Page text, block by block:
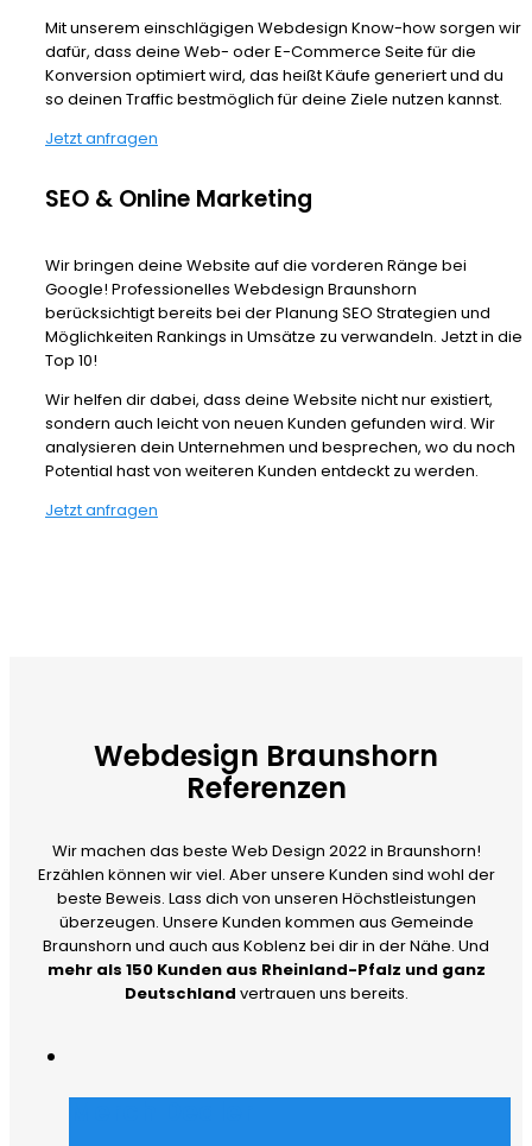
Mit unserem einschlägigen Webdesign Know-how sorgen wir
dafür, dass deine Web- oder E-Commerce Seite für die
Konversion optimiert wird, das heißt Käufe generiert und du
so deinen Traffic bestmöglich für deine Ziele nutzen kannst.
Jetzt anfragen
SEO & Online Marketing
Wir bringen deine Website auf die vorderen Ränge bei
Google! Professionelles Webdesign Braunshorn
berücksichtigt bereits bei der Planung SEO Strategien und
Möglichkeiten Rankings in Umsätze zu verwandeln. Jetzt in die
Top 10!
Wir helfen dir dabei, dass deine Website nicht nur existiert,
sondern auch leicht von neuen Kunden gefunden wird. Wir
analysieren dein Unternehmen und besprechen, wo du noch
Potential hast von weiteren Kunden entdeckt zu werden.
Jetzt anfragen
Webdesign Braunshorn
Referenzen
Wir machen das beste Web Design 2022 in Braunshorn!
Erzählen können wir viel. Aber unsere Kunden sind wohl der
beste Beweis. Lass dich von unseren Höchstleistungen
überzeugen. Unsere Kunden kommen aus Gemeinde
Braunshorn und auch aus Koblenz bei dir in der Nähe. Und
mehr als 150 Kunden aus Rheinland-Pfalz und ganz
Deutschland vertrauen uns bereits.